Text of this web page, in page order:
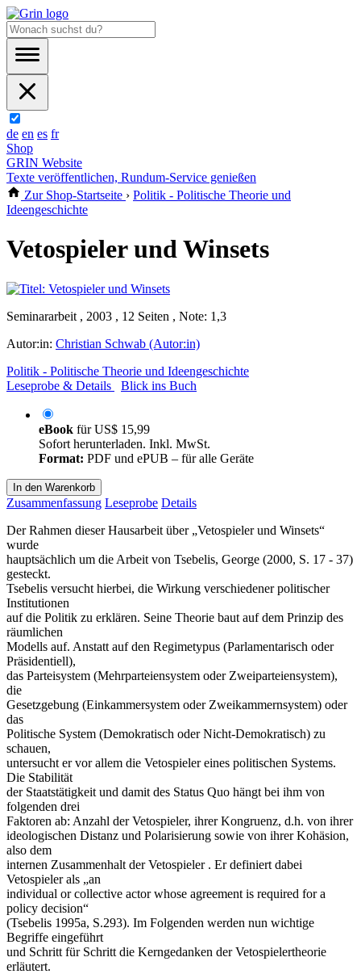
de en es fr
Shop
GRIN Website
Texte veröffentlichen, Rundum-Service genießen
Zur Shop-Startseite › Politik - Politische Theorie und
Ideengeschichte
Vetospieler und Winsets
Seminararbeit , 2003 , 12 Seiten , Note: 1,3
Autor:in: Christian Schwab (Autor:in)
Politik - Politische Theorie und Ideengeschichte
Leseprobe & Details
Blick ins Buch
eBook fürUS$ 15,99
Sofort herunterladen. Inkl. MwSt.
Format: PDF und ePUB – für alle Geräte
In den Warenkorb
Zusammenfassung Leseprobe Details
Der Rahmen dieser Hausarbeit über „Vetospieler und Winsets“
wurde
hauptsächlich um die Arbeit von Tsebelis, George (2000, S. 17 - 37)
gesteckt.
Tsebelis versucht hierbei, die Wirkung verschiedener politischer
Institutionen
auf die Politik zu erklären. Seine Theorie baut auf dem Prinzip des
räumlichen
Modells auf. Anstatt auf den Regimetypus (Parlamentarisch oder
Präsidentiell),
das Parteisystem (Mehrparteiensystem oder Zweiparteiensystem),
die
Gesetzgebung (Einkammersystem oder Zweikammernsystem) oder
das
Politische System (Demokratisch oder Nicht-Demokratisch) zu
schauen,
untersucht er vor allem die Vetospieler eines politischen Systems.
Die Stabilität
der Staatstätigkeit und damit des Status Quo hängt bei ihm von
folgenden drei
Faktoren ab: Anzahl der Vetospieler, ihrer Kongruenz, d.h. von ihrer
ideologischen Distanz und Polarisierung sowie von ihrer Kohäsion,
also dem
internen Zusammenhalt der Vetospieler . Er definiert dabei
Vetospieler als „an
individual or collective actor whose agreement is required for a
policy decision“
(Tsebelis 1995a, S.293). Im Folgenden werden nun wichtige
Begriffe eingeführt
und Schritt für Schritt die Kerngedanken der Vetospielertheorie
erläutert.